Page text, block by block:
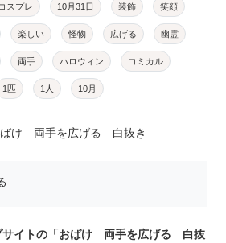
コスプレ 10月31日 装飾 笑顔
楽しい 怪物 広げる 幽霊
両手 ハロウィン コミカル
1匹 1人 10月
け 両手を広げる 白抜き
サイトの「おばけ 両手を広げる 白抜